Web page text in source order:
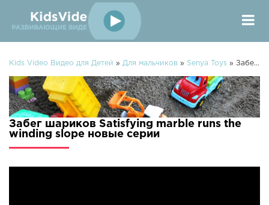
Kids Video Видео для Детей » Для мальчиков » Senya Toys » Забег шариков Satisfying marble runs the winding slope
Забег шариков Satisfying marble runs the
winding slope новые серии